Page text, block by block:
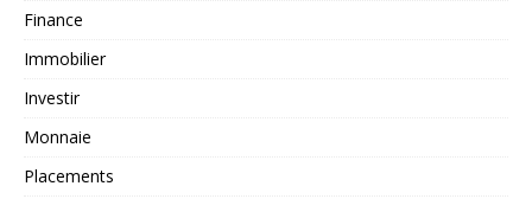
Finance
Immobilier
Investir
Monnaie
Placements